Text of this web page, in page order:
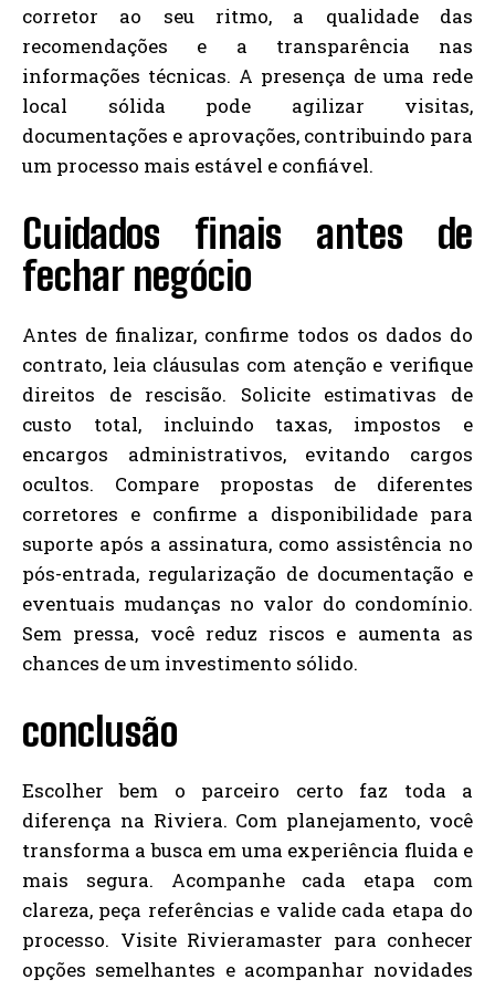
corretor ao seu ritmo, a qualidade das
recomendações e a transparência nas
informações técnicas. A presença de uma rede
local sólida pode agilizar visitas,
documentações e aprovações, contribuindo para
um processo mais estável e confiável.
Cuidados finais antes de
fechar negócio
Antes de finalizar, confirme todos os dados do
contrato, leia cláusulas com atenção e verifique
direitos de rescisão. Solicite estimativas de
custo total, incluindo taxas, impostos e
encargos administrativos, evitando cargos
ocultos. Compare propostas de diferentes
corretores e confirme a disponibilidade para
suporte após a assinatura, como assistência no
pós-entrada, regularização de documentação e
eventuais mudanças no valor do condomínio.
Sem pressa, você reduz riscos e aumenta as
chances de um investimento sólido.
conclusão
Escolher bem o parceiro certo faz toda a
diferença na Riviera. Com planejamento, você
transforma a busca em uma experiência fluida e
mais segura. Acompanhe cada etapa com
clareza, peça referências e valide cada etapa do
processo. Visite Rivieramaster para conhecer
opções semelhantes e acompanhar novidades